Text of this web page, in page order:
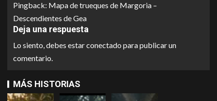
Pingback: Mapa de trueques de Margoria –
Descendientes de Gea
Deja una respuesta
Lo siento, debes estarconectado para publicar un
comentario.
MÁS HISTORIAS